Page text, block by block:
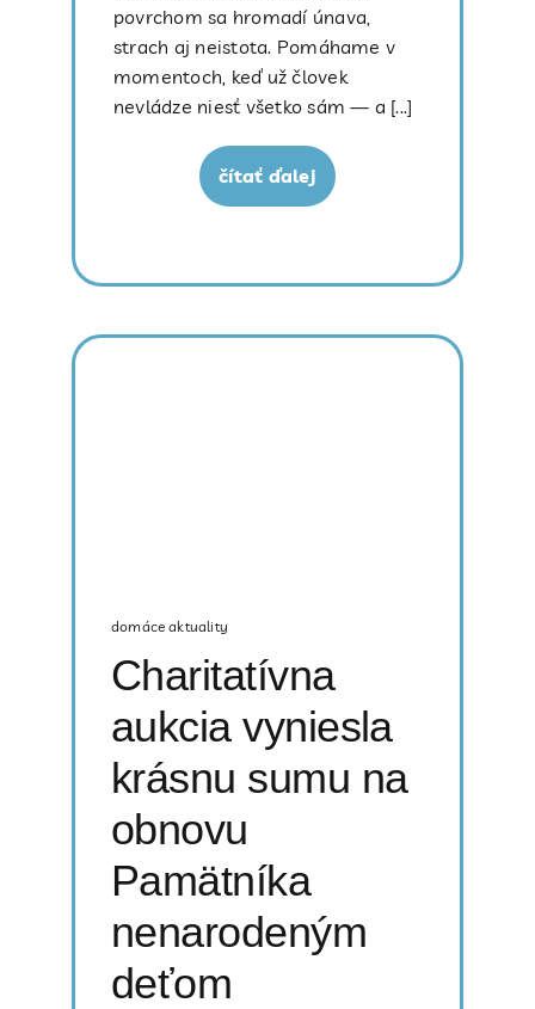
povrchom sa hromadí únava,
strach aj neistota. Pomáhame v
momentoch, keď už človek
nevládze niesť všetko sám — a [...]
čítať ďalej
domáce aktuality
Charitatívna
aukcia vyniesla
krásnu sumu na
obnovu
Pamätníka
nenarodeným
deťom